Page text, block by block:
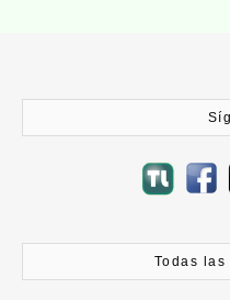
Todas